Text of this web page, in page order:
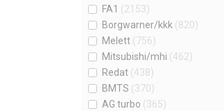
FA1 (2153)
Borgwarner/kkk (820)
Melett (756)
Mitsubishi/mhi (462)
Redat (438)
BMTS (370)
AG turbo (365)